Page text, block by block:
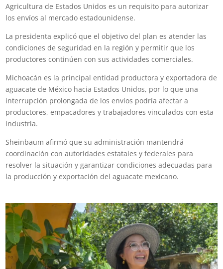
Agricultura de Estados Unidos es un requisito para autorizar
los envíos al mercado estadounidense.
La presidenta explicó que el objetivo del plan es atender las
condiciones de seguridad en la región y permitir que los
productores continúen con sus actividades comerciales.
Michoacán es la principal entidad productora y exportadora de
aguacate de México hacia Estados Unidos, por lo que una
interrupción prolongada de los envíos podría afectar a
productores, empacadores y trabajadores vinculados con esta
industria.
Sheinbaum afirmó que su administración mantendrá
coordinación con autoridades estatales y federales para
resolver la situación y garantizar condiciones adecuadas para
la producción y exportación del aguacate mexicano.